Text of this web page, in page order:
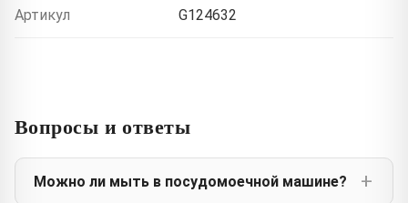
Артикул G124632
Вопросы и ответы
Можно ли мыть в посудомоечной машине?